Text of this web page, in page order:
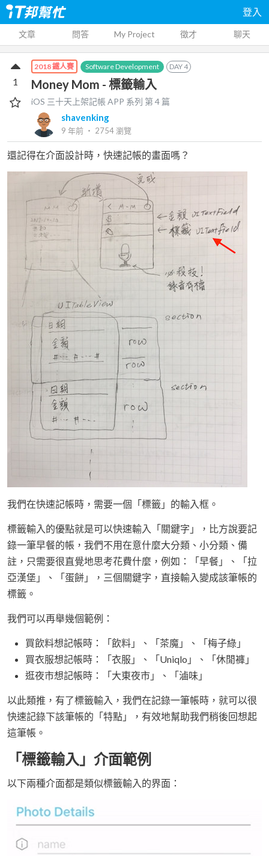
登入
文章 問答 My Project 徵才 聊天
2018 鐵人賽 Software Development DAY4
Money Mom - 標籤輸入
iOS 三十天上架記帳 APP 系列 第4 篇
shavenking
9 年前 ‧ 2754瀏覽
1
還記得在介面設計時，快速記帳的畫面嗎？
我們在快速記帳時，需要一個「標籤」的輸入框。
標籤輸入的優點就是可以快速輸入「關鍵字」，比方說要記
錄一筆早餐的帳，我們不用在意什麼大分類、小分類、備
註，只需要很直覺地思考花費什麼，例如：「早餐」、「拉
亞漢堡」、「蛋餅」，三個關鍵字，直接輸入變成該筆帳的
標籤。
我們可以再舉幾個範例：
買飲料想記帳時：「飲料」、「茶魔」、「梅子綠」
買衣服想記帳時：「衣服」、「Uniqlo」、「休閒褲」
逛夜市想記帳時：「大東夜市」、「滷味」
以此類推，有了標籤輸入，我們在記錄一筆帳時，就可以很
快速記錄下該筆帳的「特點」，有效地幫助我們稍後回想起
這筆帳。
「標籤輸入」介面範例
以下兩種介面都是類似標籤輸入的界面：